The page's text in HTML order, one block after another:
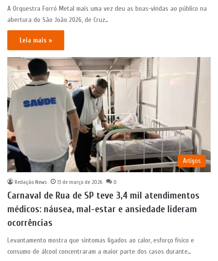
A Orquestra Forró Metal mais uma vez deu as boas-vindas ao público na
abertura do São João 2026, de Cruz…
Leia mais »
Artigos
Redação News 13 de março de 2026 0
Carnaval de Rua de SP teve 3,4 mil atendimentos
médicos: náusea, mal-estar e ansiedade lideram
ocorrências
Levantamento mostra que sintomas ligados ao calor, esforço físico e
consumo de álcool concentraram a maior parte dos casos durante…